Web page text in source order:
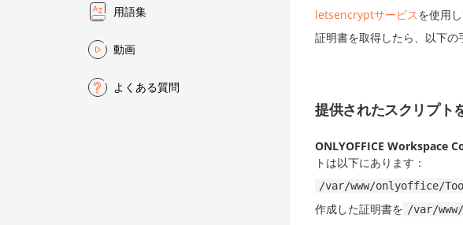
用語集
動画
よくある質問
letsencryptサービスを使用
証明書を取得したら、以下の
提供されたスクリプト
ONLYOFFICE Workspace
トは以下にあります：
/var/www/onlyoffice/
作成した証明書を /var/